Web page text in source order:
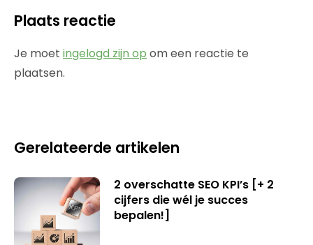
Plaats reactie
Je moet ingelogd zijn op om een reactie te
plaatsen.
Gerelateerde artikelen
2 overschatte SEO KPI’s [+ 2
cijfers die wél je succes
bepalen!]